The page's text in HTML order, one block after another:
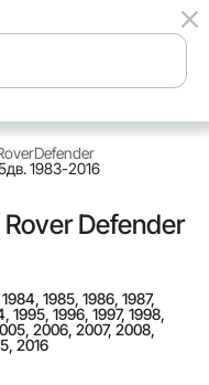
Defender
1983-2016
Rover Defender
1985, 1986, 1987,
1995, 1996, 1997, 1998,
2006, 2007, 2008,
2016